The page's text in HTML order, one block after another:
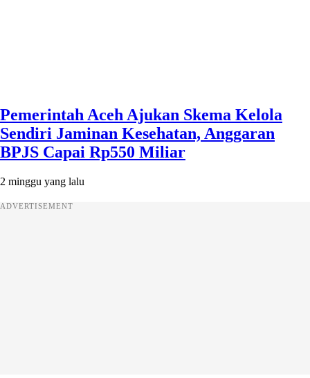
Pemerintah Aceh Ajukan Skema Kelola
Sendiri Jaminan Kesehatan, Anggaran
BPJS Capai Rp550 Miliar
2 minggu yang lalu
ADVERTISEMENT